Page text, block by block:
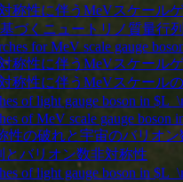
称性に伴うMeVスケール
基づくニュートリノ質量行
for MeV scale gauge
称性に伴うMeVスケール
称性に伴うMeVスケール
of light gauge boson in
of MeV scale gauge boson
性の破れと宇宙のバリオ
バリオン数非対称性
of light gauge boson in